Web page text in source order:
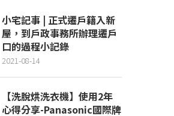
小宅記事 | 正式遷戶籍入新
屋，到戶政事務所辦理遷戶
口的過程小記錄
2021-08-14
【洗脫烘洗衣機】使用2年
心得分享-Panasonic國際牌